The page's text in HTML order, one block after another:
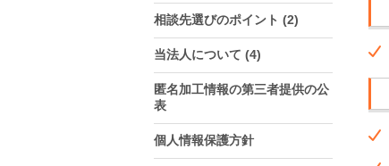
相談先選びのポイント (2)
当法人について (4)
匿名加工情報の第三者提供の公
表
個人情報保護方針